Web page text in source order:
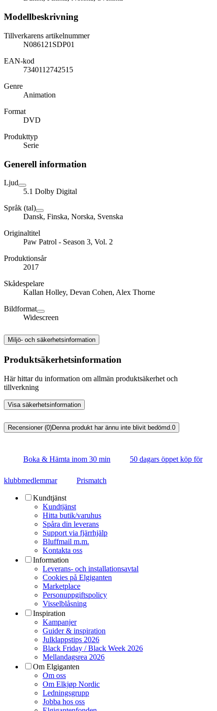
Modellbeskrivning
Tillverkarens artikelnummer
N086121SDP01
EAN-kod
7340112742515
Genre
Animation
Format
DVD
Produkttyp
Serie
Generell information
Ljud
5.1 Dolby Digital
Språk (tal)
Dansk, Finska, Norska, Svenska
Originaltitel
Paw Patrol - Season 3, Vol. 2
Produktionsår
2017
Skådespelare
Kallan Holley, Devan Cohen, Alex Thorne
Bildformat
Widescreen
Miljö- och säkerhetsinformation
Produktsäkerhetsinformation
Här hittar du information om allmän produktsäkerhet och
tillverkning
Visa säkerhetsinformation
Recensioner (0)Denna produkt har ännu inte blivit bedömd. 0
Boka & Hämta inom 30 min 50 dagars öppet köp för
klubbmedlemmar Prismatch
Kundtjänst
Kundtjänst
Hitta butik/varuhus
Spåra din leverans
Support via fjärrhjälp
Bluffmail m.m.
Kontakta oss
Information
Leverans- och installationsavtal
Cookies på Elgiganten
Marketplace
Personuppgiftspolicy
Visselblåsning
Inspiration
Kampanjer
Guider & inspiration
Julklappstips 2026
Black Friday / Black Week 2026
Mellandagsrea 2026
Om Elgiganten
Om oss
Om Elkjøp Nordic
Ledningsgrupp
Jobba hos oss